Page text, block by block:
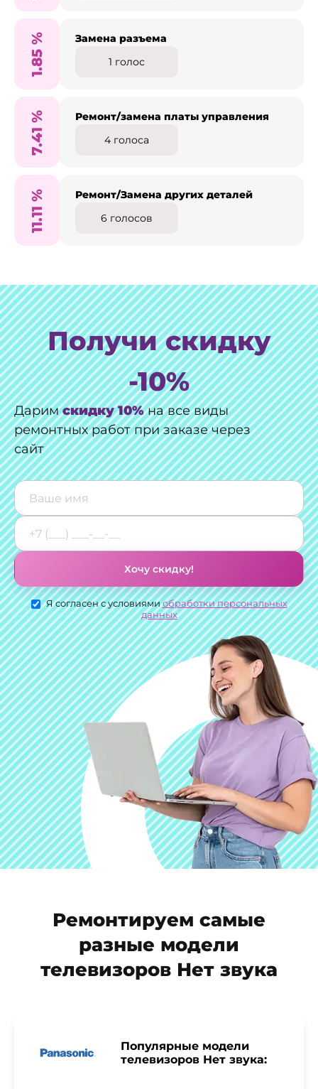
1.85
%
Замена разъема
1 голос
7.41
%
Ремонт/замена платы управления
4 голоса
11.11
%
Ремонт/Замена других деталей
6 голосов
Получи скидку
-10%
Даримскидку 10%на все виды
ремонтных работ при заказе через
сайт
Хочу скидку!
Я согласен с условиямиобработки персональных
данных
Ремонтируем самые
разные модели
телевизоров Нет звука
Популярные модели
телевизоров Нет звука: